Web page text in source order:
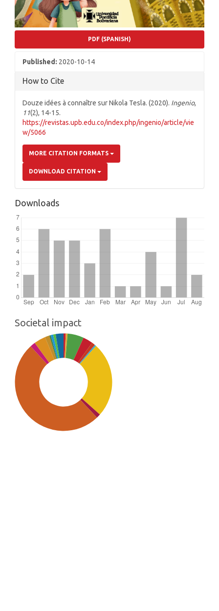
PDF (SPANISH)
Published: 2020-10-14
How to Cite
Douze idées à connaître sur Nikola Tesla. (2020). Ingenio,
11(2), 14-15.
https://revistas.upb.edu.co/index.php/ingenio/article/vie
w/5066
MORE CITATION FORMATS
DOWNLOAD CITATION
Downloads
Societal impact